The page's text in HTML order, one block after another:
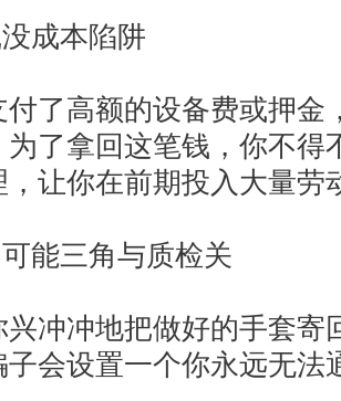
本陷阱
高额的设备费或押金
为了拿回这笔钱，你不得
，让你在前期投入大量劳
三角与质检关
冲地把做好的手套寄
子会设置一个你永远无法